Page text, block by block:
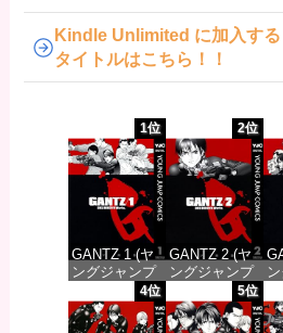
Kindle Unlimited に加入す
タイトルはこちら！！
1位
GANTZ 1 (ヤ
ングジャンプ
コミックス
DIGITAL)
2位
GANTZ 2 (ヤ
ングジャンプ
コミックス
DIGITAL)
4位 5位